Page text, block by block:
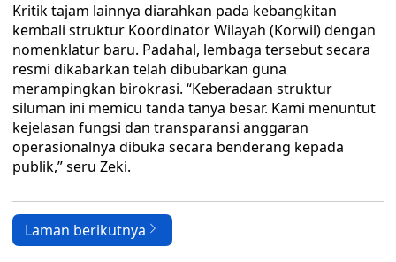
Kritik tajam lainnya diarahkan pada kebangkitan
kembali struktur Koordinator Wilayah (Korwil) dengan
nomenklatur baru. Padahal, lembaga tersebut secara
resmi dikabarkan telah dibubarkan guna
merampingkan birokrasi. “Keberadaan struktur
siluman ini memicu tanda tanya besar. Kami menuntut
kejelasan fungsi dan transparansi anggaran
operasionalnya dibuka secara benderang kepada
publik,” seru Zeki.
Laman berikutnya